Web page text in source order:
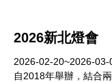
2026新北燈會
2026-02-20~2026-03-
自2018年舉辦，結合